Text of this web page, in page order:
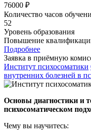
76000 ₽
Количество часов
52
Уровень образования
Повышение
Подробнее
Заявка в приёмную
Институт психосоматики
внутренних болезней в
Основы диагностики и
психосоматическом
Чему вы научитесь: